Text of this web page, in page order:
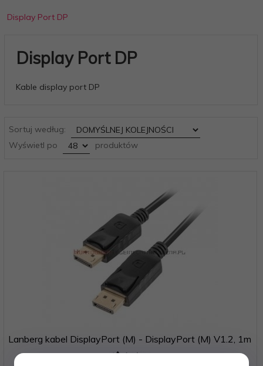
Display Port DP
Display Port DP
Kable display port DP
Sortuj według:
sort
Wyświetl po
pop produktów
Lanberg kabel DisplayPort (M) - DisplayPort (M) V1.2, 1m